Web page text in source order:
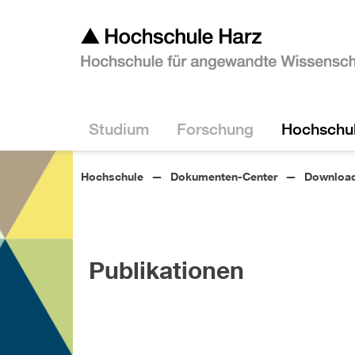
Studium Forschung
Hochschule Dokumenten-Center
Publikationen